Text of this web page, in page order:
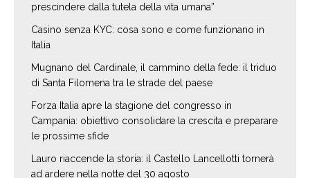
prescindere dalla tutela della vita umana”
Casino senza KYC: cosa sono e come funzionano in
Italia
Mugnano del Cardinale, il cammino della fede: il triduo
di Santa Filomena tra le strade del paese
Forza Italia apre la stagione del congresso in
Campania: obiettivo consolidare la crescita e preparare
le prossime sfide
Lauro riaccende la storia: il Castello Lancellotti tornerà
ad ardere nella notte del 30 agosto